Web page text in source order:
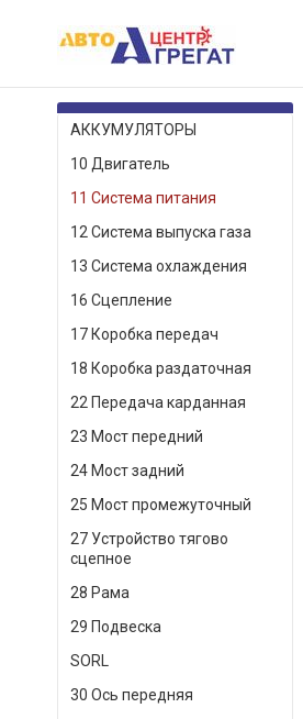
КАТАЛОГ ТОВАРОВ
АККУМУЛЯТОРЫ
10 Двигатель
11 Система питания
12 Система выпуска газа
13 Система охлаждения
16 Сцепление
17 Коробка передач
18 Коробка раздаточная
22 Передача карданная
23 Мост передний
24 Мост задний
25 Мост промежуточный
27 Устройство тягово
сцепное
28 Рама
29 Подвеска
SORL
30 Ось передняя